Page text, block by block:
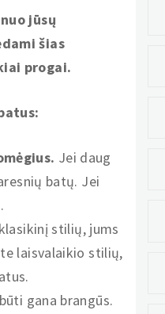
jūsų
šias
progai.
Jei daug
batų. Jei
stilių, jums
laisvalaikio stilių,
gana brangūs.